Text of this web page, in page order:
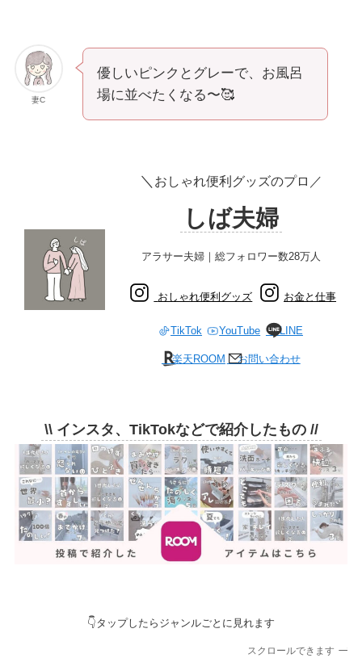
妻C
優しいピンクとグレーで、お風呂
場に並べたくなる〜🥰
＼ おしゃれ便利グッズのプロ／
しば夫婦
アラサー夫婦｜総フォロワー数28万人
おしゃれ便利グッズ お金と仕事
TikTok YouTube LINE
楽天ROOM お問い合わせ
\\ インスタ、TikTokなどで紹介したもの //
👇タップしたらジャンルごとに見れます
スクロールできます